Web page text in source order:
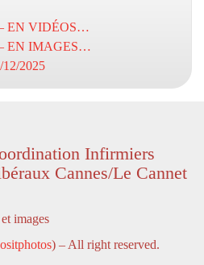
EN VIDÉOS…
EN IMAGES…
2025
Infirmiers
Cannes/Le Cannet
images
) – All right reserved.